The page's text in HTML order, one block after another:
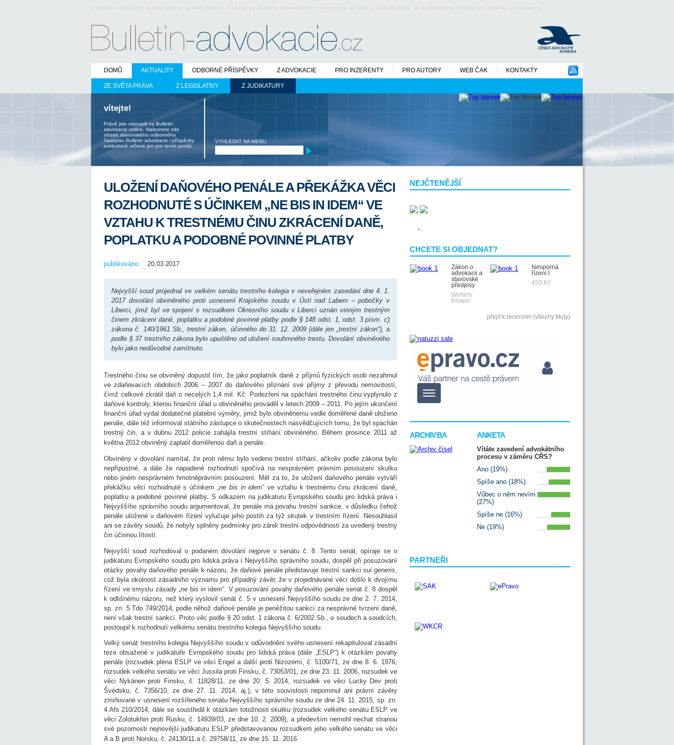
oficiální stránky odborného právnického časopisu české advokacie • oficiální stránky odborného právnického časopisu české advokacie
DOMŮ AKTUALITY
ZE SVĚTA PRÁVA Z LEGISLATIVY Z JUDIKATURY
ODBORNÉ PŘÍSPĚVKY Z ADVOKACIE PRO INZERENTY PRO AUTORY WEB ČAK KONTAKTY
vítejte!
Právě jste vstoupili na Bulletin
advokacie online. Naleznete zde
obsah stavovského odborného
časopisu Bulletin advokacie i příspěvky
exklusivně určené jen pro tento portál.
VYHLEDAT NA WEBU
NEJČTENĚJŠÍ
CHCETE SI OBJEDNAT?
Zákon o
advokacii a
stavovské
předpisy
Wolters
Kluwer
Nesporná
řízení I
450 Kč
přejít k recenzím (všechy tituly)
ARCHIV BA ANKETA
Vítáte zavedení advokátního
procesu v záměru CŘS?
Ano (19%)
Spíše ano (18%)
Vůbec o něm nevím
(27%)
Spíše ne (16%)
Ne (19%)
PARTNEŘI
ULOŽENÍ DAŇOVÉHO PENÁLE A PŘEKÁŽKA VĚCI
ROZHODNUTÉ S ÚČINKEM „NE BIS IN IDEM“ VE
VZTAHU K TRESTNÉMU ČINU ZKRÁCENÍ DANĚ,
POPLATKU A PODOBNÉ POVINNÉ PLATBY
publikováno: 20.03.2017
Nejvyšší soud projednal ve velkém senátu trestního kolegia v neveřejném zasedání dne 4. 1.
2017 dovolání obviněného proti usnesení Krajského soudu v Ústí nad Labem – pobočky v
Liberci, jímž byl ve spojení s rozsudkem Okresního soudu v Liberci uznán vinným trestným
činem zkrácení daně, poplatku a podobné povinné platby podle § 148 odst. 1, odst. 3 písm. c)
zákona č. 140/1961 Sb., trestní zákon, účinného do 31. 12. 2009 (dále jen „trestní zákon“), a
podle § 37 trestního zákona bylo upuštěno od uložení souhrnného trestu. Dovolání obviněného
bylo jako nedůvodné zamítnuto.
Trestného činu se obviněný dopustil tím, že jako poplatník daně z příjmů fyzických osob nezahrnul
ve zdaňovacích obdobích 2006 – 2007 do daňového přiznání své příjmy z převodu nemovitostí,
čímž celkově zkrátil daň o necelých 1,4 mil. Kč. Podezření na spáchání trestného činu vyplynulo z
daňové kontroly, kterou finanční úřad u obviněného prováděl v letech 2009 – 2011. Po jejím ukončení
finanční úřad vydal dodatečné platební výměry, jimiž bylo obviněnému vedle doměřené daně uloženo
penále, dále též informoval státního zástupce o skutečnostech nasvědčujících tomu, že byl spáchán
trestný čin, a v dubnu 2012 policie zahájila trestní stíhání obviněného. Během prosince 2011 až
května 2012 obviněný zaplatil doměřenou daň a penále.
Obviněný v dovolání namítal, že proti němu bylo vedeno trestní stíhání, ačkoliv podle zákona bylo
nepřípustné, a dále že napadené rozhodnutí spočívá na nesprávném právním posouzení skutku
nebo jiném nesprávném hmotněprávním posouzení. Měl za to, že uložení daňového penále vytváří
překážku věci rozhodnuté s účinkem „ ne bis in idem“ ve vztahu k trestnému činu zkrácení daně,
poplatku a podobné povinné platby.S odkazem na judikaturu Evropského soudu pro lidská práva i
Nejvyššího správního soudu argumentoval, že penále má povahu trestní sankce, v důsledku čehož
penále uložené v daňovém řízení vylučuje jeho postih za týž skutek v trestním řízení. Nesouhlasil
ani se závěry soudů, že nebyly splněny podmínky pro zánik trestní odpovědnosti za uvedený trestný
čin účinnou lítostí.
Nejvyšší soud rozhodoval o podaném dovolání nejprve v senátu č. 8. Tento senát, opíraje se o
judikaturu Evropského soudu pro lidská práva i Nejvyššího správního soudu, dospěl při posuzování
otázky povahy daňového penále k názoru, že daňové penále představuje trestní sankcisui generis
což byla okolnost zásadního významu pro případný závěr, že v projednávané věci došlo k dvojímu
řízení ve smyslu zásady „ne bis in idem“. V posuzování povahy daňového penále senát č. 8 dospěl
k odlišnému názoru, než který vyslovil senát č. 5 v usnesení Nejvyššího soudu ze dne 2. 7. 2014,
sp. zn. 5 Tdo 749/2014, podle něhož daňové penále je peněžitou sankcí za nesprávné tvrzení daně,
není však trestní sankcí. Proto věc podle § 20 odst. 1 zákona č. 6/2002 Sb., o soudech a soudcích,
postoupil k rozhodnutí velkému senátu trestního kolegia Nejvyššího soudu.
Velký senát trestního kolegia Nejvyššího soudu v odůvodnění svého usnesení rekapituloval zásadní
teze obsažené v judikatuře Evropského soudu pro lidská práva (dále „ESLP“) k otázkám povahy
penále (rozsudek pléna ESLP ve věci Engel a další proti Nizozemí, č. 5100/71, ze dne 8. 6. 1976,
rozsudek velkého senátu ve věci Jussila proti Finsku, č. 73053/01, ze dne 23. 11. 2006, rozsudek ve
věci Nykänen proti Finsku, č. 11828/11, ze dne 20. 5. 2014, rozsudek ve věci Lucky Dev proti
Švédsku, č. 7356/10, ze dne 27. 11. 2014, aj.), v této souvislosti nepominul ani právní závěry
zmiňované v usnesení rozšířeného senátu Nejvyššího správního soudu ze dne 24. 11. 2015, sp. zn.
4 Afs 210/2014, dále se soustředil k otázkám totožnosti skutku (rozsudek velkého senátu ESLP ve
věci Zolotukhin proti Rusku, č. 14939/03, ze dne 10. 2. 2009), a především nemohl nechat stranou
své pozornosti nejnovější judikaturu ESLP představovanou rozsudkem jeho velkého senátu ve věci
A a B proti Norsku, č. 24130/11 a č. 29758/11, ze dne 15. 11. 2016.